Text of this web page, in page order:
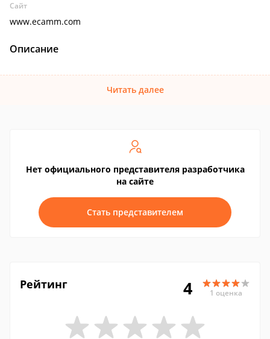
Сайт
www.ecamm.com
Описание
Читать далее
Нет официального представителя разработчика
на сайте
Стать представителем
Рейтинг 4 1 оценка